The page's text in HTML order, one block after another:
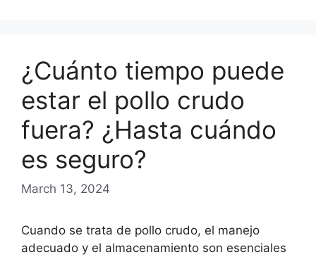
¿Cuánto tiempo puede
estar el pollo crudo
fuera? ¿Hasta cuándo
es seguro?
March 13, 2024
Cuando se trata de pollo crudo, el manejo
adecuado y el almacenamiento son esenciales